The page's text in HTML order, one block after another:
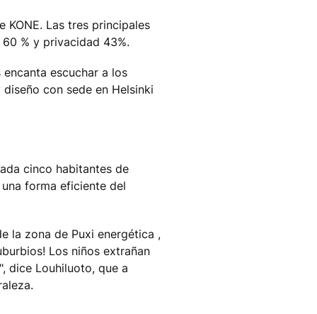
Las tres principales
% y privacidad 43%.
escuchar a los
con sede en Helsinki
cinco habitantes de
forma eficiente del
la zona de Puxi energética ,
Los niños extrañan
dice Louhiluoto, que a